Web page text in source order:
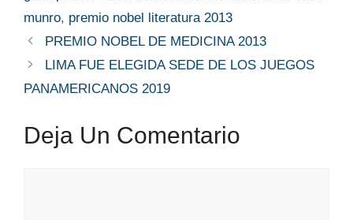
munro, premio nobel literatura 2013
PREMIO NOBEL DE MEDICINA 2013
LIMA FUE ELEGIDA SEDE DE LOS JUEGOS
PANAMERICANOS 2019
Deja Un Comentario